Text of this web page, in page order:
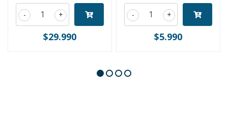
+
-
$29.990
+
-
$5.990